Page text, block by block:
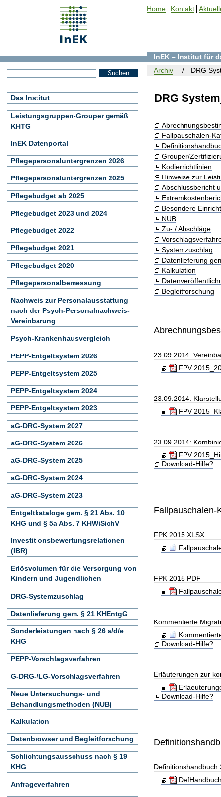
DRG
Fallpauschalen-
Grouper/
Kodierrichtlinien
Hinweise zur
Abschlussbericht
Besondere
NUB
Zu- / Abschläge
Systemzuschlag
Datenlieferung
Kalkulation
Begleitforschung
23.09.2014:
FPV
23.09.2014:
FPV
23.09.2014:
FPV
Download-Hilfe?
Fallpauschalen-
FPK 2015 XLSX
FPK 2015 PDF
Kommentierte
Download-Hilfe?
Erläuterungen zur
Download-Hilfe?
Definitionshandbuch
InEK – Institut für
Archiv
DRG
Das Institut
Leistungsgruppen-Grouper gemäß
KHTG
InEK Datenportal
Pflegepersonaluntergrenzen 2026
Pflegepersonaluntergrenzen 2025
Pflegebudget ab 2025
Pflegebudget 2023 und 2024
Pflegebudget 2022
Pflegebudget 2021
Pflegebudget 2020
Pflegepersonalbemessung
Nachweis zur Personalausstattung
nach der Psych-Personalnachweis-
Vereinbarung
Psych-Krankenhausvergleich
PEPP-Entgeltsystem 2026
PEPP-Entgeltsystem 2025
PEPP-Entgeltsystem 2024
PEPP-Entgeltsystem 2023
aG-DRG-System 2027
aG-DRG-System 2026
aG-DRG-System 2025
aG-DRG-System 2024
aG-DRG-System 2023
Entgeltkataloge gem. § 21 Abs. 10
KHG und § 5a Abs. 7 KHWiSichV
Investitionsbewertungsrelationen
(IBR)
Erlösvolumen für die Versorgung von
Kindern und Jugendlichen
DRG-Systemzuschlag
Datenlieferung gem. § 21 KHEntgG
Sonderleistungen nach § 26 a/d/e
KHG
PEPP-Vorschlagsverfahren
G-DRG-/LG-Vorschlagsverfahren
Neue Untersuchungs- und
Behandlungsmethoden (NUB)
Kalkulation
Datenbrowser und Begleitforschung
Schlichtungsausschuss nach § 19
KHG
Anfrageverfahren
Home Kontakt